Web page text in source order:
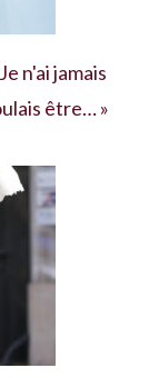
n'ai jamais
être… »